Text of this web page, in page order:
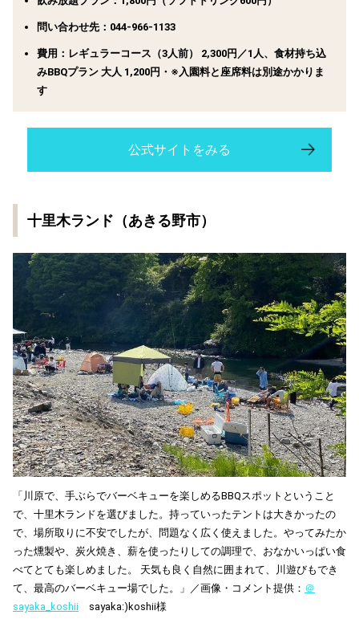
問い合わせ先：044-966-1133
費用：レギュラーコース（3人前） 2,300円／1人、食材持ち込
みBBQプラン 大人 1,200円・※入園料と座席料は別途かかりま
す
公式サイトをみる
十里木ランド（あきる野市）
「川原で、手ぶらでバーベキューを楽しめるBBQスポットということ
で、十里木ランドを選びました。持っていったテントは大きかったの
で、場所取りに不安でしたが、問題なく広く使えました。やってみたか
った燻製や、炭火焼き、薪を使ったりしての調理で、おなかいっぱい食
べてとても楽しめました。 天気も良く自然に囲まれて、川遊びもでき
て、最高のバーベキュー場でした。」／画像・コメント提供： ＠
sayaka_koshii sayaka:)koshii様